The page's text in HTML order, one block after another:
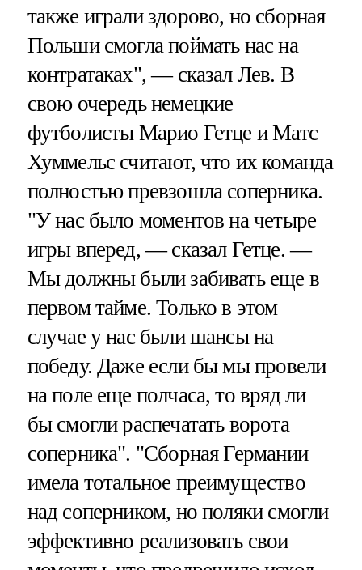
также играли здорово, но сборная
Польши смогла поймать нас на
контратаках", — сказал Лев. В
свою очередь немецкие
футболисты Марио Гетце и Матс
Хуммельс считают, что их команда
полностью превзошла соперника.
"У нас было моментов на четыре
игры вперед, — сказал Гетце. —
Мы должны были забивать еще в
первом тайме. Только в этом
случае у нас были шансы на
победу. Даже если бы мы провели
на поле еще полчаса, то вряд ли
бы смогли распечатать ворота
соперника". "Сборная Германии
имела тотальное преимущество
над соперником, но поляки смогли
эффективно реализовать свои